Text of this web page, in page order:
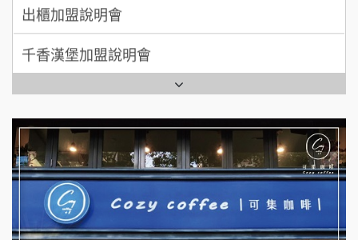
日十。早午食加盟說明會
拾鑶火鍋加盟說明會
全家加盟說明會
台灣G湯加盟說明會
彭富貴加盟說明會
NU PASTA義大利麵加盟說明會
出櫃加盟說明會
千香漢堡加盟說明會
七盞茶加盟說明會
拉亞漢堡加盟說明會
杜芳子古味茶鋪加盟說明會
優握握×酸奶大獅加盟說明會